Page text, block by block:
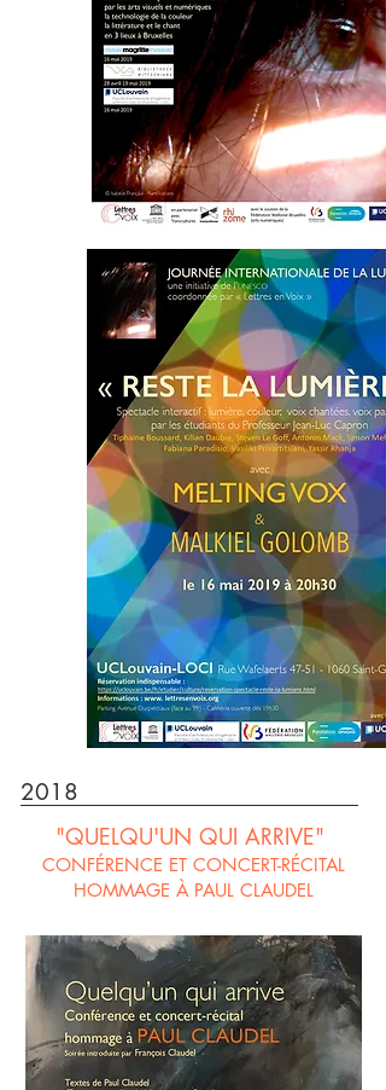
2018
"QUELQU'UN QUI ARRIVE"
CONFÉRENCE ET CONCERT-RÉCITAL
HOMMAGE À PAUL CLAUDEL